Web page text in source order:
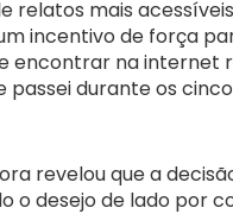
relatos mais
incentivo de força
encontrar na internet
passei durante os
revelou que a
o desejo de lado por